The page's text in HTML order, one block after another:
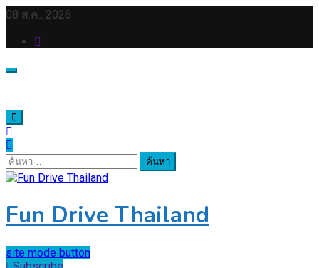
Skip
content
08 ส.ค., 2026
ค้นหา
สำหรับ:
Fun Drive Thailand
site mode button